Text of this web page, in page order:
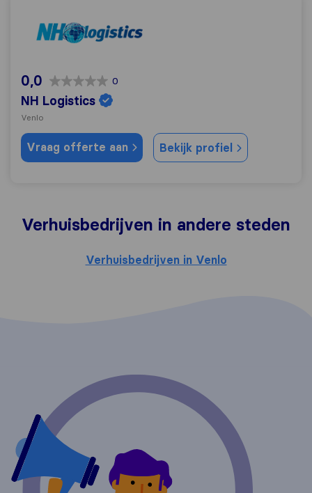
0,0 0
NH Logistics
Venlo
Vraag offerte aan Bekijk profiel
Verhuisbedrijven in andere steden
Verhuisbedrijven in Venlo